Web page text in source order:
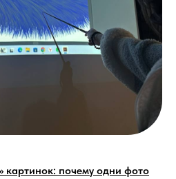
картинок: почему одни фото